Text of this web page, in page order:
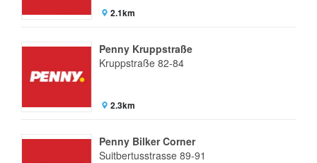
2.1km
Penny Kruppstraße
Kruppstraße 82-84
2.3km
Penny Bilker Corner
Suitbertusstrasse 89-91